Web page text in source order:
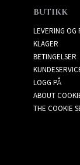
BUTIKK
LEVERING OG
KLAGER
BETINGELSER
LOGG PÅ
ABOUT
THE COOKIE